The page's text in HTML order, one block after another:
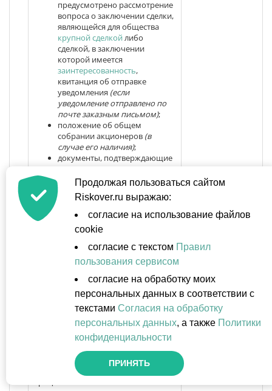
предусмотрено рассмотрение
вопроса о заключении сделки,
являющейся для общества
крупной сделкойлибо
сделкой, в заключении
которой имеется
заинтересованность,
квитанция об отправке
уведомления (если
уведомление отправлено по
почте заказным письмом);
положение об общем
собрании акционеров (в
случае его наличия);
документы, подтверждающие
государственного органа
Российской Федерации,
субъекта Российской
Федерации, муниципального
образований, за которым
закреплена «
заключение сделки,
крупной сделкойлибо
сделкой, в заключении
которой имеется
заинтересованность.
В случае, если совершается сделка
взаимосвязанные сделки), сумма
обязательств по которой (сумма
обязательств по
взаимосвязанным
) составляет 10 и более
Оригинал
Продолжая пользоваться сайтом
Riskover.ru выражаю:
согласие на использование файлов
cookie
согласие с текстом Правил
пользования сервисом
согласие на обработку моих
персональных данных в соответствии с
текстами Cогласия на обработку
персональных данных, а также Политики
конфиденциальности
ПРИНЯТЬ